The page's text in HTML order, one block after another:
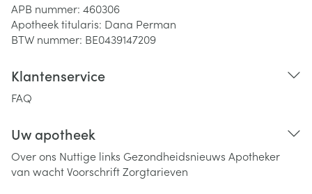
APB nummer: 460306
Apotheek titularis: Dana Perman
BTW nummer: BE0439147209
Klantenservice
FAQ
Uw apotheek
Over ons Nuttige links Gezondheidsnieuws Apotheker
van wachtVoorschriftZorgtarieven